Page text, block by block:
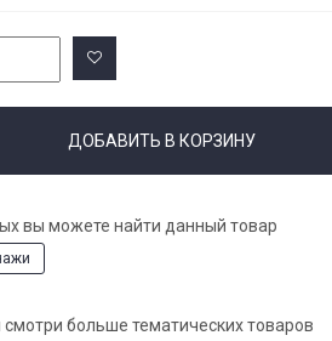
ДОБАВИТЬ В КОРЗИНУ
вы можете найти данный товар
больше тематических товаров